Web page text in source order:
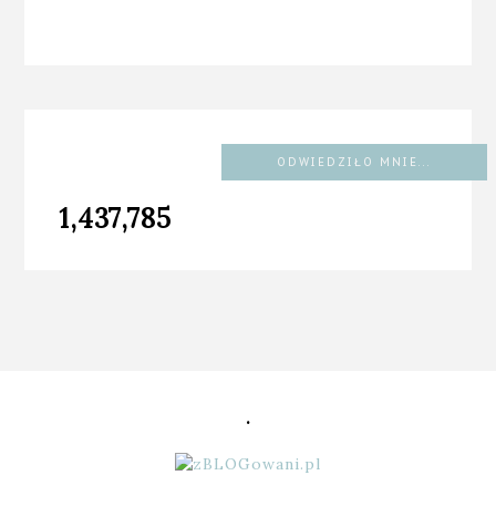
ODWIEDZIŁO MNIE...
1,437,785
.